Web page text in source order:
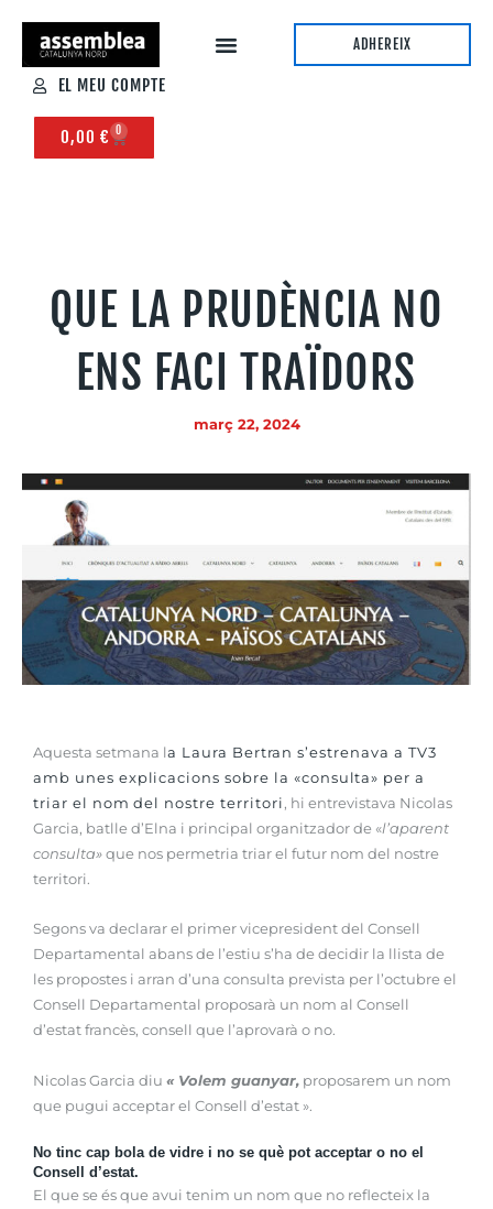
ADHEREIX
EL MEU COMPTE
0,00 € 0
QUE LA PRUDÈNCIA NO
ENS FACI TRAÏDORS
març 22, 2024
Aquesta setmana la Laura Bertran s’estrenava a TV3
amb unes explicacions sobre la «consulta» per a
triar el nom del nostre territori , hi entrevistava Nicolas
Garcia, batlle d’Elna i principal organitzador de «l’aparent
consulta» que nos permetria triar el futur nom del nostre
territori.
Segons va declarar el primer vicepresident del Consell
Departamental abans de l’estiu s’ha de decidir la llista de
les propostes i arran d’una consulta prevista per l’octubre el
Consell Departamental proposarà un nom al Consell
d’estat francès, consell que l’aprovarà o no.
Nicolas Garcia diu « Volem guanyar, proposarem un nom
que pugui acceptar el Consell d’estat ».
No tinc cap bola de vidre i no se què pot acceptar o no el
Consell d’estat.
El que se és que avui tenim un nom que no reflecteix la